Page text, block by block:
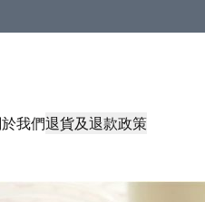
我們退貨及退款政策